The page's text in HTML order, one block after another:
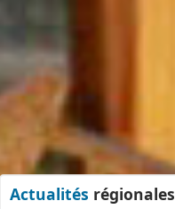
Actualités régionales